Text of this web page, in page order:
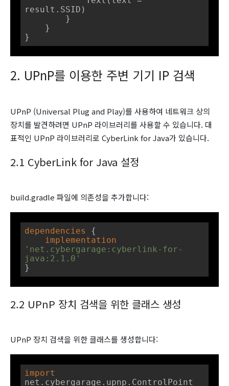
result.SSID)
}
2. UPnP를 이용한 주변 기기 IP 검색
UPnP (Universal Plug and Play)를 사용하여 네트워크 상의
장치를 발견하려면 UPnP 라이브러리를 사용할 수 있습니다. 대
표적인 UPnP 라이브러리로 CyberLink for Java가 있습니다.
2.1 CyberLink for Java 설정
build.gradle 파일에 의존성을 추가합니다:
dependencies
{
implementation
'net.cybergarage:cyberlink-for-
java:2.1.0'
}
2.2 UPnP 장치 검색을 위한 클래스 생성
UPnP 장치 검색을 위한 클래스를 생성합니다:
import